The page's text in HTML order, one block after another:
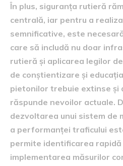
În plus, siguranța rutieră
centrală, iar pentru a
semnificative, este
care să includă nu doar
rutieră și aplicarea legilor
de conștientizare și
pietonilor trebuie extinse și
răspunde nevoilor actuale.
dezvoltarea unui sistem de
a performanței traficului
permite identificarea rapidă
implementarea măsurilor